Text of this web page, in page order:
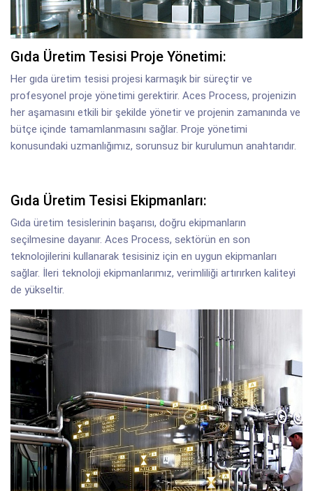
Gıda Üretim Tesisi Proje Yönetimi:
Her gıda üretim tesisi projesi karmaşık bir süreçtir ve
profesyonel proje yönetimi gerektirir. Aces Process, projenizin
her aşamasını etkili bir şekilde yönetir ve projenin zamanında ve
bütçe içinde tamamlanmasını sağlar. Proje yönetimi
konusundaki uzmanlığımız, sorunsuz bir kurulumun anahtarıdır.
Gıda Üretim Tesisi Ekipmanları:
Gıda üretim tesislerinin başarısı, doğru ekipmanların
seçilmesine dayanır. Aces Process, sektörün en son
teknolojilerini kullanarak tesisiniz için en uygun ekipmanları
sağlar. İleri teknoloji ekipmanlarımız, verimliliği artırırken kaliteyi
de yükseltir.